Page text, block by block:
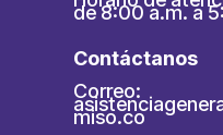
de 8:00 a.m. a
Contáctanos
Correo:
miso.co